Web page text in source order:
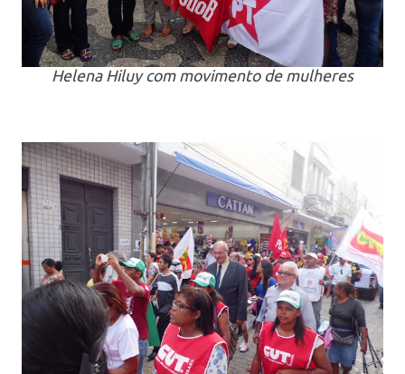
Helena Hiluy com movimento de mulheres